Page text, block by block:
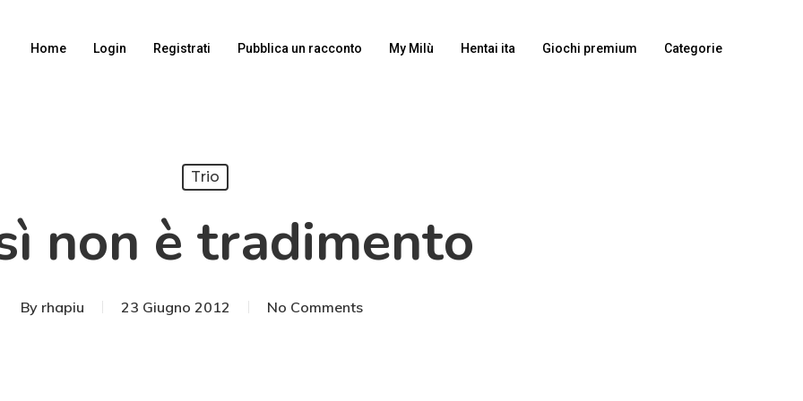
Home Login Registrati Pubblica un racconto My Milù Hentai ita Giochi premium Categorie
Trio
non è tradimento
By rhapiu 23 Giugno 2012 No Comments